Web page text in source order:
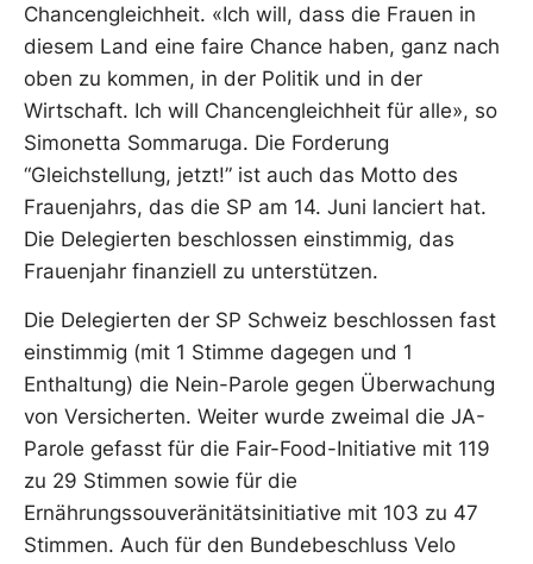
Chancengleichheit. «Ich will, dass die Frauen in
diesem Land eine faire Chance haben, ganz nach
oben zu kommen, in der Politik und in der
Wirtschaft. Ich will Chancengleichheit für alle», so
Simonetta Sommaruga. Die Forderung
“Gleichstellung, jetzt!” ist auch das Motto des
Frauenjahrs, das die SP am 14. Juni lanciert hat.
Die Delegierten beschlossen einstimmig, das
Frauenjahr finanziell zu unterstützen.
Die Delegierten der SP Schweiz beschlossen fast
einstimmig (mit 1 Stimme dagegen und 1
Enthaltung) die Nein-Parole gegen Überwachung
von Versicherten. Weiter wurde zweimal die JA-
Parole gefasst für die Fair-Food-Initiative mit 119
zu 29 Stimmen sowie für die
Ernährungssouveränitätsinitiative mit 103 zu 47
Stimmen. Auch für den Bundebeschluss Velo